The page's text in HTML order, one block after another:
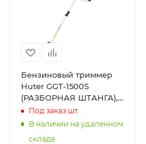
Бензиновый триммер
Huter GGT-1500S
(РАЗБОРНАЯ ШТАНГА),
70/2/10
Под заказ шт.
В наличии на удаленном
складе